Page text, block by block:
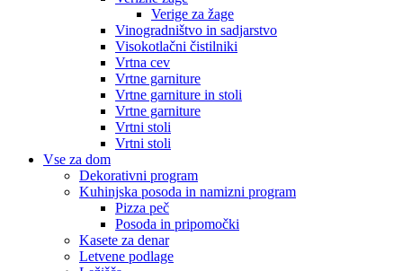
Verige za žage
Vinogradništvo in sadjarstvo
Visokotlačni čistilniki
Vrtna cev
Vrtne garniture
Vrtne garniture in stoli
Vrtne garniture
Vrtni stoli
Vrtni stoli
Vse za dom
Dekorativni program
Kuhinjska posoda in namizni program
Pizza peč
Posoda in pripomočki
Kasete za denar
Letvene podlage